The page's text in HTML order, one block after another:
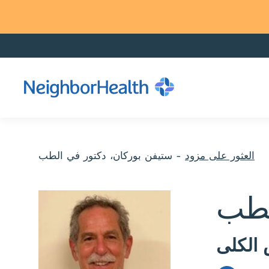
العثور على مزود - ستيفن بوركان، دكتور في الطب